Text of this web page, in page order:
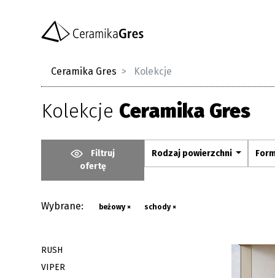
Ceramika Gres Kolekcje
Kolekcje Ceramika Gres
Filtruj
ofertę
Rodzaj powierzchni
Wybrane: beżowy × schody ×
RUSH
VIPER